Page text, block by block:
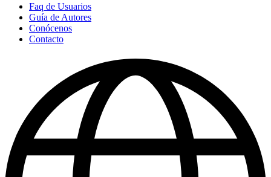
Faq de Usuarios
Guía de Autores
Conócenos
Contacto